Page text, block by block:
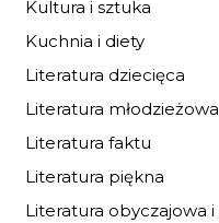
Kultura i sztuka
Kuchnia i diety
Literatura dziecięca
Literatura młodzieżowa
Literatura faktu
Literatura piękna
Literatura obyczajowa i